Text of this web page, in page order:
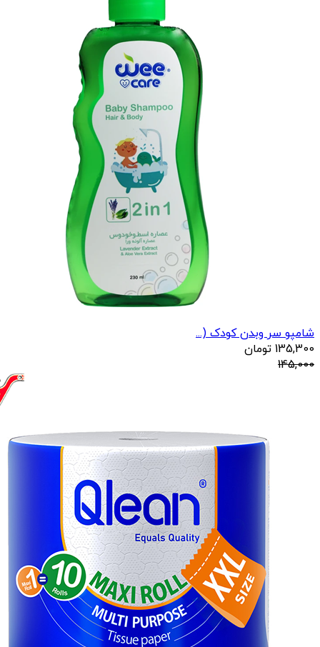
شامپو سر وبدن کودک (...
135,300 تومان
145,000